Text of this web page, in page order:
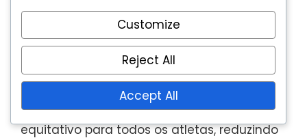
construir confiança entre os atletas.
Além disso, alguns defensores pedem
revisões regulares dos critérios de
classificação para garantir que
permaneçam relevantes e justos. Estas
reformas visam criar um ambiente mais
equitativo para todos os atletas, reduzindo
Customize
Reject All
Accept All